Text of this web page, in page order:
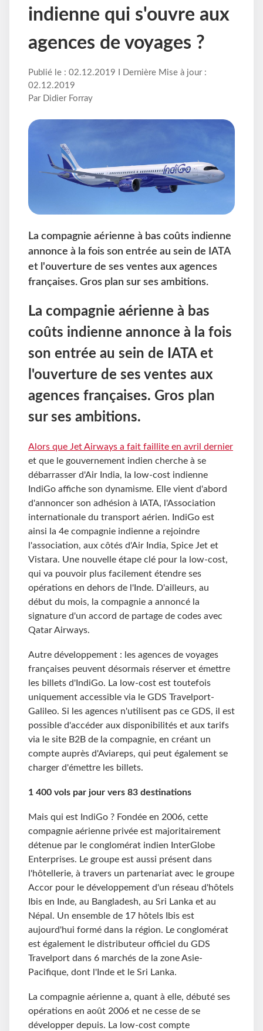
indienne qui s'ouvre aux
agences de voyages ?
Publié le : 02.12.2019 I Dernière Mise à jour :
02.12.2019
Par Didier Forray
La compagnie aérienne à bas coûts indienne
annonce à la fois son entrée au sein de IATA
et l'ouverture de ses ventes aux agences
françaises. Gros plan sur ses ambitions.
La compagnie aérienne à bas
coûts indienne annonce à la fois
son entrée au sein de IATA et
l'ouverture de ses ventes aux
agences françaises. Gros plan
sur ses ambitions.
Alors que Jet Airways a fait faillite en avril dernier
et que le gouvernement indien cherche à se
débarrasser d'Air India, la low-cost indienne
IndiGo affiche son dynamisme. Elle vient d'abord
d'annoncer son adhésion à IATA, l'Association
internationale du transport aérien. IndiGo est
ainsi la 4e compagnie indienne a rejoindre
l'association, aux côtés d'Air India, Spice Jet et
Vistara. Une nouvelle étape clé pour la low-cost,
qui va pouvoir plus facilement étendre ses
opérations en dehors de l'Inde. D'ailleurs, au
début du mois, la compagnie a annoncé la
signature d'un accord de partage de codes avec
Qatar Airways.
Autre développement : les agences de voyages
françaises peuvent désormais réserver et émettre
les billets d'IndiGo. La low-cost est toutefois
uniquement accessible via le GDS Travelport-
Galileo. Si les agences n'utilisent pas ce GDS, il est
possible d'accéder aux disponibilités et aux tarifs
via le site B2B de la compagnie, en créant un
compte auprès d'Aviareps, qui peut également se
charger d'émettre les billets.
1 400 vols par jour vers 83 destinations
Mais qui est IndiGo ? Fondée en 2006, cette
compagnie aérienne privée est majoritairement
détenue par le conglomérat indien InterGlobe
Enterprises. Le groupe est aussi présent dans
l'hôtellerie, à travers un partenariat avec le groupe
Accor pour le développement d'un réseau d'hôtels
Ibis en Inde, au Bangladesh, au Sri Lanka et au
Népal. Un ensemble de 17 hôtels Ibis est
aujourd'hui formé dans la région. Le conglomérat
est également le distributeur officiel du GDS
Travelport dans 6 marchés de la zone Asie-
Pacifique, dont l'Inde et le Sri Lanka.
La compagnie aérienne a, quant à elle, débuté ses
opérations en août 2006 et ne cesse de se
développer depuis. La low-cost compte